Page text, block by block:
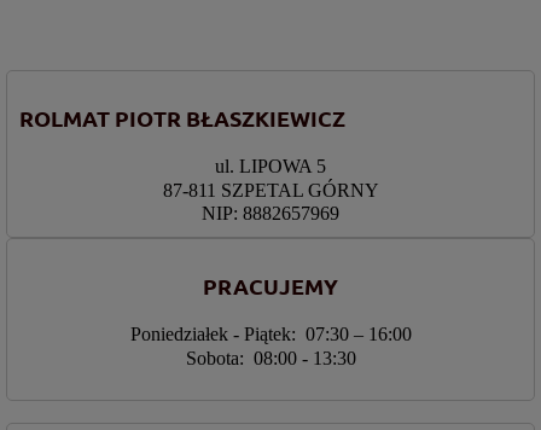
ROLMAT PIOTR BŁASZKIEWICZ
ul. LIPOWA 5
87-811 SZPETAL GÓRNY
NIP: 8882657969
PRACUJEMY
Poniedziałek - Piątek: 07:30 – 16:00
Sobota: 08:00 - 13:30